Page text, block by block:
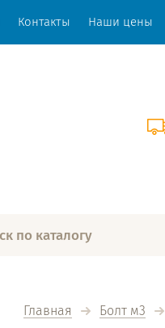
Контакты Наши цены
Главная Болт м3